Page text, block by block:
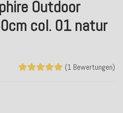
Outdoor
col. 01 natur
(1 Bewertungen)